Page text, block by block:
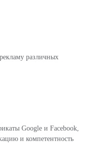
различных
Google и Facebook,
и компетентность